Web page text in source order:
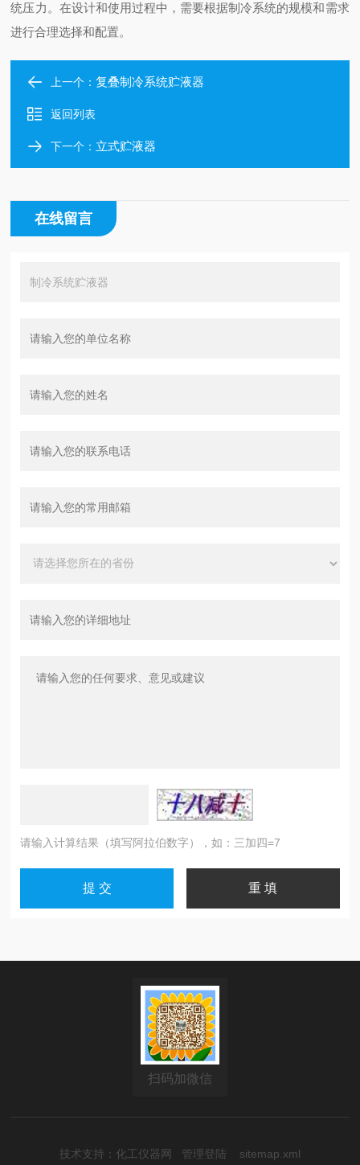
统压力。在设计和使用过程中，需要根据制冷系统的规模和需求
进行合理选择和配置。
上一个：复叠制冷系统贮液器
返回列表
下一个： 立式贮液器
在线留言
请输入计算结果（填写阿拉伯数字），如：三加四=7
扫码加微信
技术支持： 化工仪器网 管理登陆 sitemap.xml